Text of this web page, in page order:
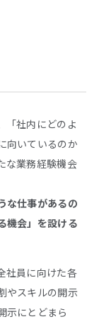
「社内にどのよ
向いているのか
な業務経験機会
な仕事があるの
機会」を設ける
社員に向けた各
やスキルの開示
示にとどまら